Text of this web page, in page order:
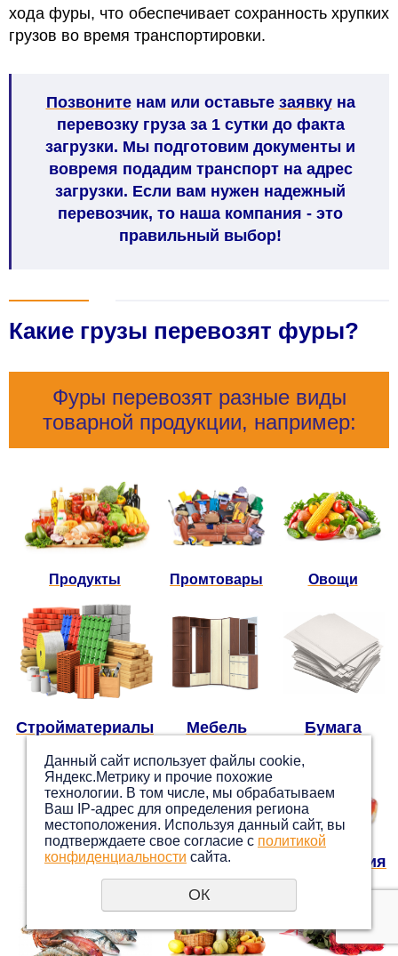
хода фуры, что обеспечивает сохранность хрупких
грузов во время транспортировки.
Позвонитенам или оставьте заявкуна
перевозку груза за 1 сутки до факта
загрузки. Мы подготовим документы и
вовремя подадим транспорт на адрес
загрузки. Если вам нужен надежный
перевозчик, то наша компания - это
правильный выбор!
Какие грузы перевозят фуры?
Фуры перевозят разные виды
товарной продукции, например:
Продукты Промтовары Овощи
Стройматериалы Мебель Бумага
Медикаменты Кровля Парфюмерия
Данный сайт использует файлы cookie,
Яндекс.Метрику и прочие похожие
технологии. В том числе, мы обрабатываем
Ваш IP-адрес для определения региона
местоположения. Используя данный сайт, вы
подтверждаете свое согласие с политикой
конфиденциальности сайта.
ОК